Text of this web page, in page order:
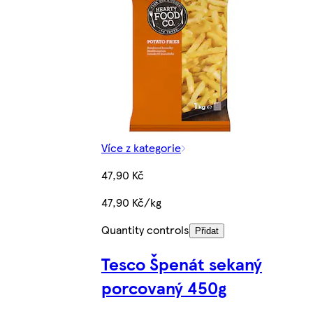
Více z kategorie
47,90 Kč
47,90 Kč/kg
Quantity controls
Přidat
Tesco Špenát sekaný
porcovaný 450g